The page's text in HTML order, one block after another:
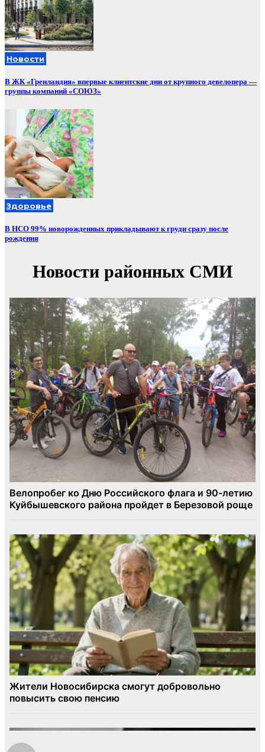
Новости
В ЖК «Гренландия» впервые клиентские дни от крупного девелопера —
группы компаний «СОЮЗ»
Здоровье
В НСО 99% новорожденных прикладывают к груди сразу после
рождения